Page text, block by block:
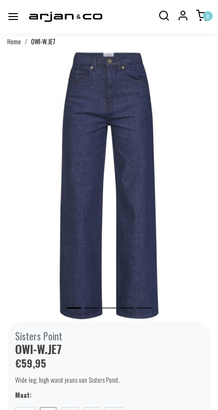
0
Home OWI-W.JE7
Sisters Point
OWI-W.JE7
€59,95
Wide leg, high waist jeans van Sisters Point.
Maat: